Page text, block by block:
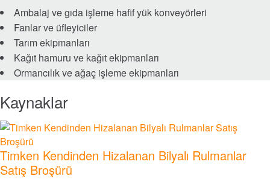
Dişli ve Tahrik Sistemleri
Endüstriyel Dişli Sistemleri
Hassas Dişli Sistemi
Yağlama ve Filtrasyon Sistemleri
Ambalaj ve gıda işleme hafif yük konveyörleri
Fanlar ve üfleyiciler
Tarım ekipmanları
Kağıt hamuru ve kağıt ekipmanları
Ormancılık ve ağaç işleme ekipmanları
Kaynaklar
Timken Kendinden Hizalanan Bilyalı Rulmanlar
Satış Broşürü